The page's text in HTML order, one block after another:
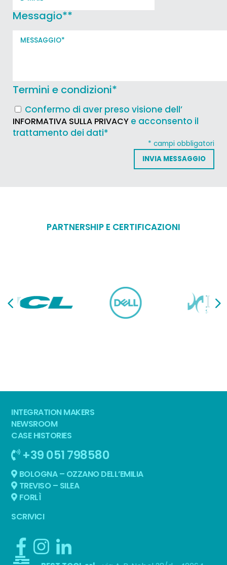
Messagio**
Termini e condizioni*
Confermo di aver preso visione dell’
INFORMATIVA SULLA PRIVACY e acconsento il
trattamento dei dati*
* campi obbligatori
PARTNERSHIP E CERTIFICAZIONI
INTEGRATION MAKERS
NEWSROOM
CASE HISTORIES
+39 051 798580
BOLOGNA – OZZANO DELL’EMILIA
TREVISO – SILEA
FORLÌ
SCRIVICI